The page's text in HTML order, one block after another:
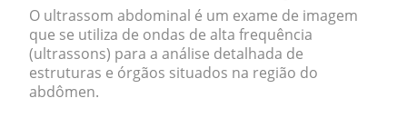
O ultrassom abdominal é um exame de imagem
que se utiliza de ondas de alta frequência
(ultrassons) para a análise detalhada de
estruturas e órgãos situados na região do
abdômen.